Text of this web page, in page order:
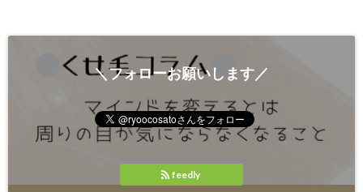
＼フォローお願いします／
feedly